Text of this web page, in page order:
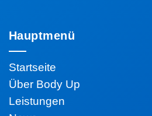
Hauptmenü
Startseite
Über Body Up
Leistungen